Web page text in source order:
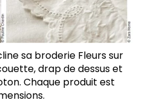
sa broderie Fleurs sur
drap de dessus et
Chaque produit est